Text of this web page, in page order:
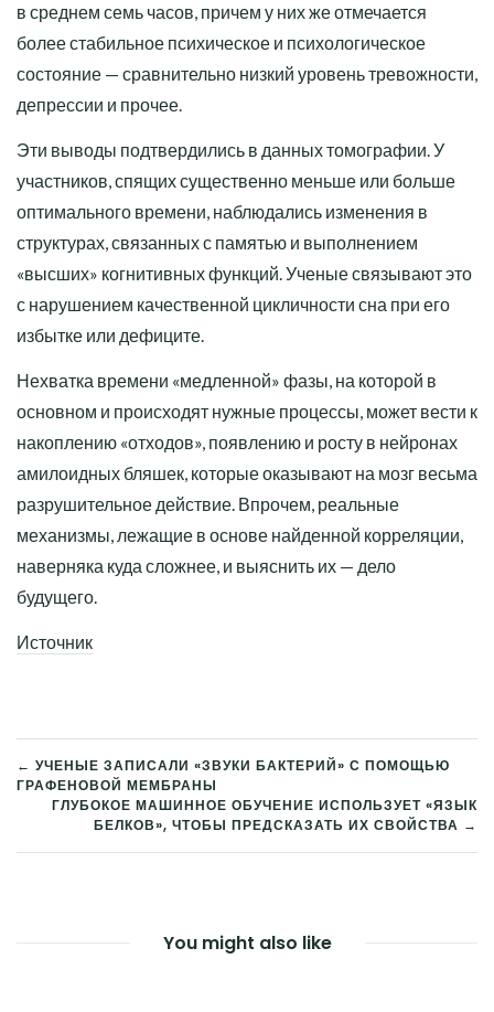
в среднем семь часов, причем у них же отмечается
более стабильное психическое и психологическое
состояние — сравнительно низкий уровень тревожности,
депрессии и прочее.
Эти выводы подтвердились в данных томографии. У
участников, спящих существенно меньше или больше
оптимального времени, наблюдались изменения в
структурах, связанных с памятью и выполнением
«высших» когнитивных функций. Ученые связывают это
с нарушением качественной цикличности сна при его
избытке или дефиците.
Нехватка времени «медленной» фазы, на которой в
основном и происходят нужные процессы, может вести к
накоплению «отходов», появлению и росту в нейронах
амилоидных бляшек, которые оказывают на мозг весьма
разрушительное действие. Впрочем, реальные
механизмы, лежащие в основе найденной корреляции,
наверняка куда сложнее, и выяснить их — дело
будущего.
Источник
НАВИГАЦИЯ
ПО
← УЧЕНЫЕ ЗАПИСАЛИ «ЗВУКИ БАКТЕРИЙ» С ПОМОЩЬЮ
ГРАФЕНОВОЙ МЕМБРАНЫ
ГЛУБОКОЕ МАШИННОЕ ОБУЧЕНИЕ ИСПОЛЬЗУЕТ «ЯЗЫК
БЕЛКОВ», ЧТОБЫ ПРЕДСКАЗАТЬ ИХ СВОЙСТВА →
You might also like